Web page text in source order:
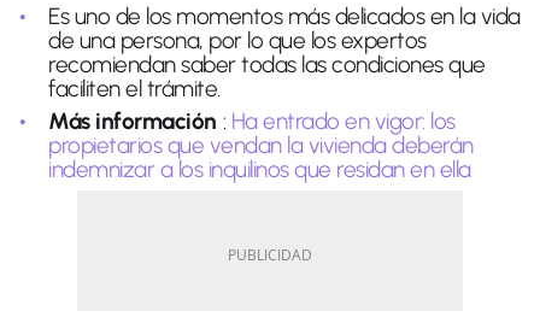
Es uno de los momentos más delicados en la vida
de una persona, por lo que los expertos
recomiendan saber todas las condiciones que
faciliten el trámite.
Más información : Ha entrado en vigor: los
propietarios que vendan la vivienda deberán
indemnizar a los inquilinos que residan en ella